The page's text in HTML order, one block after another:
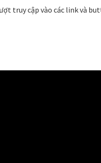
truy cập vào các link và